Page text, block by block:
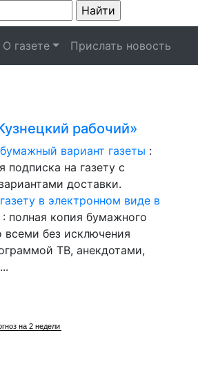
О газете
Прислать новость
рабочий»
вариант газеты :
подписка на газету с
доставки.
в электронном виде в
: полная копия бумажного
всеми без исключения
ТВ, анекдотами,